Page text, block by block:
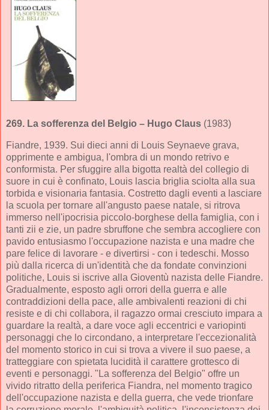
269. La sofferenza del Belgio – Hugo Claus (1983)
Fiandre, 1939. Sui dieci anni di Louis Seynaeve grava,
opprimente e ambigua, l'ombra di un mondo retrivo e
conformista. Per sfuggire alla bigotta realtà del collegio di
suore in cui è confinato, Louis lascia briglia sciolta alla sua
torbida e visionaria fantasia. Costretto dagli eventi a lasciare
la scuola per tornare all'angusto paese natale, si ritrova
immerso nell'ipocrisia piccolo-borghese della famiglia, con i
tanti zii e zie, un padre sbruffone che sembra accogliere con
pavido entusiasmo l'occupazione nazista e una madre che
pare felice di lavorare - e divertirsi - con i tedeschi. Mosso
più dalla ricerca di un'identità che da fondate convinzioni
politiche, Louis si iscrive alla Gioventù nazista delle Fiandre.
Gradualmente, esposto agli orrori della guerra e alle
contraddizioni della pace, alle ambivalenti reazioni di chi
resiste e di chi collabora, il ragazzo ormai cresciuto impara a
guardare la realtà, a dare voce agli eccentrici e variopinti
personaggi che lo circondano, a interpretare l'eccezionalità
del momento storico in cui si trova a vivere il suo paese, a
tratteggiare con spietata lucidità il carattere grottesco di
eventi e personaggi. "La sofferenza del Belgio" offre un
vivido ritratto della periferica Fiandra, nel momento tragico
dell'occupazione nazista e della guerra, che vede trionfare